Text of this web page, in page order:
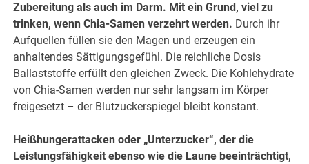
Zubereitung als auch im Darm. Mit ein Grund, viel zu
trinken, wenn Chia-Samen verzehrt werden. Durch ihr
Aufquellen füllen sie den Magen und erzeugen ein
anhaltendes Sättigungsgefühl. Die reichliche Dosis
Ballaststoffe erfüllt den gleichen Zweck. Die Kohlehydrate
von Chia-Samen werden nur sehr langsam im Körper
freigesetzt – der Blutzuckerspiegel bleibt konstant.
Heißhungerattacken oder „Unterzucker“, der die
Leistungsfähigkeit ebenso wie die Laune beeinträchtigt,